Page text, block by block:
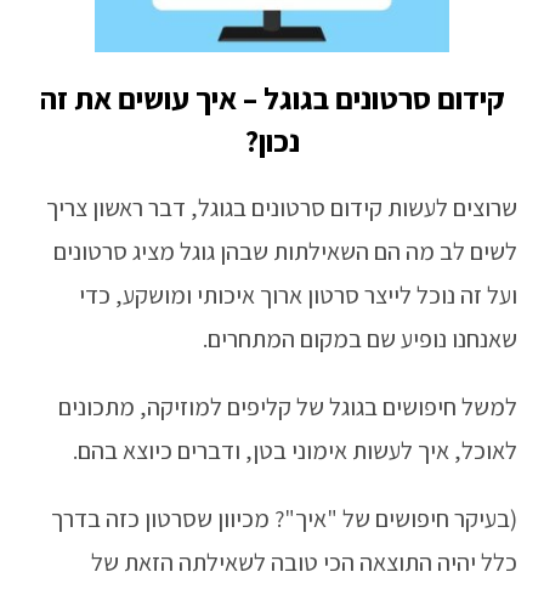
קידום סרטונים בגוגל – איך עושים את זה
נכון?
שרוצים לעשות קידום סרטונים בגוגל, דבר ראשון צריך
לשים לב מה הם השאילתות שבהן גוגל מציג סרטונים
ועל זה נוכל לייצר סרטון ארוך איכותי ומושקע, כדי
שאנחנו נופיע שם במקום המתחרים.
למשל חיפושים בגוגל של קליפים למוזיקה, מתכונים
לאוכל, איך לעשות אימוני בטן, ודברים כיוצא בהם.
(בעיקר חיפושים של "איך"? מכיוון שסרטון כזה בדרך
כלל יהיה התוצאה הכי טובה לשאילתה הזאת של